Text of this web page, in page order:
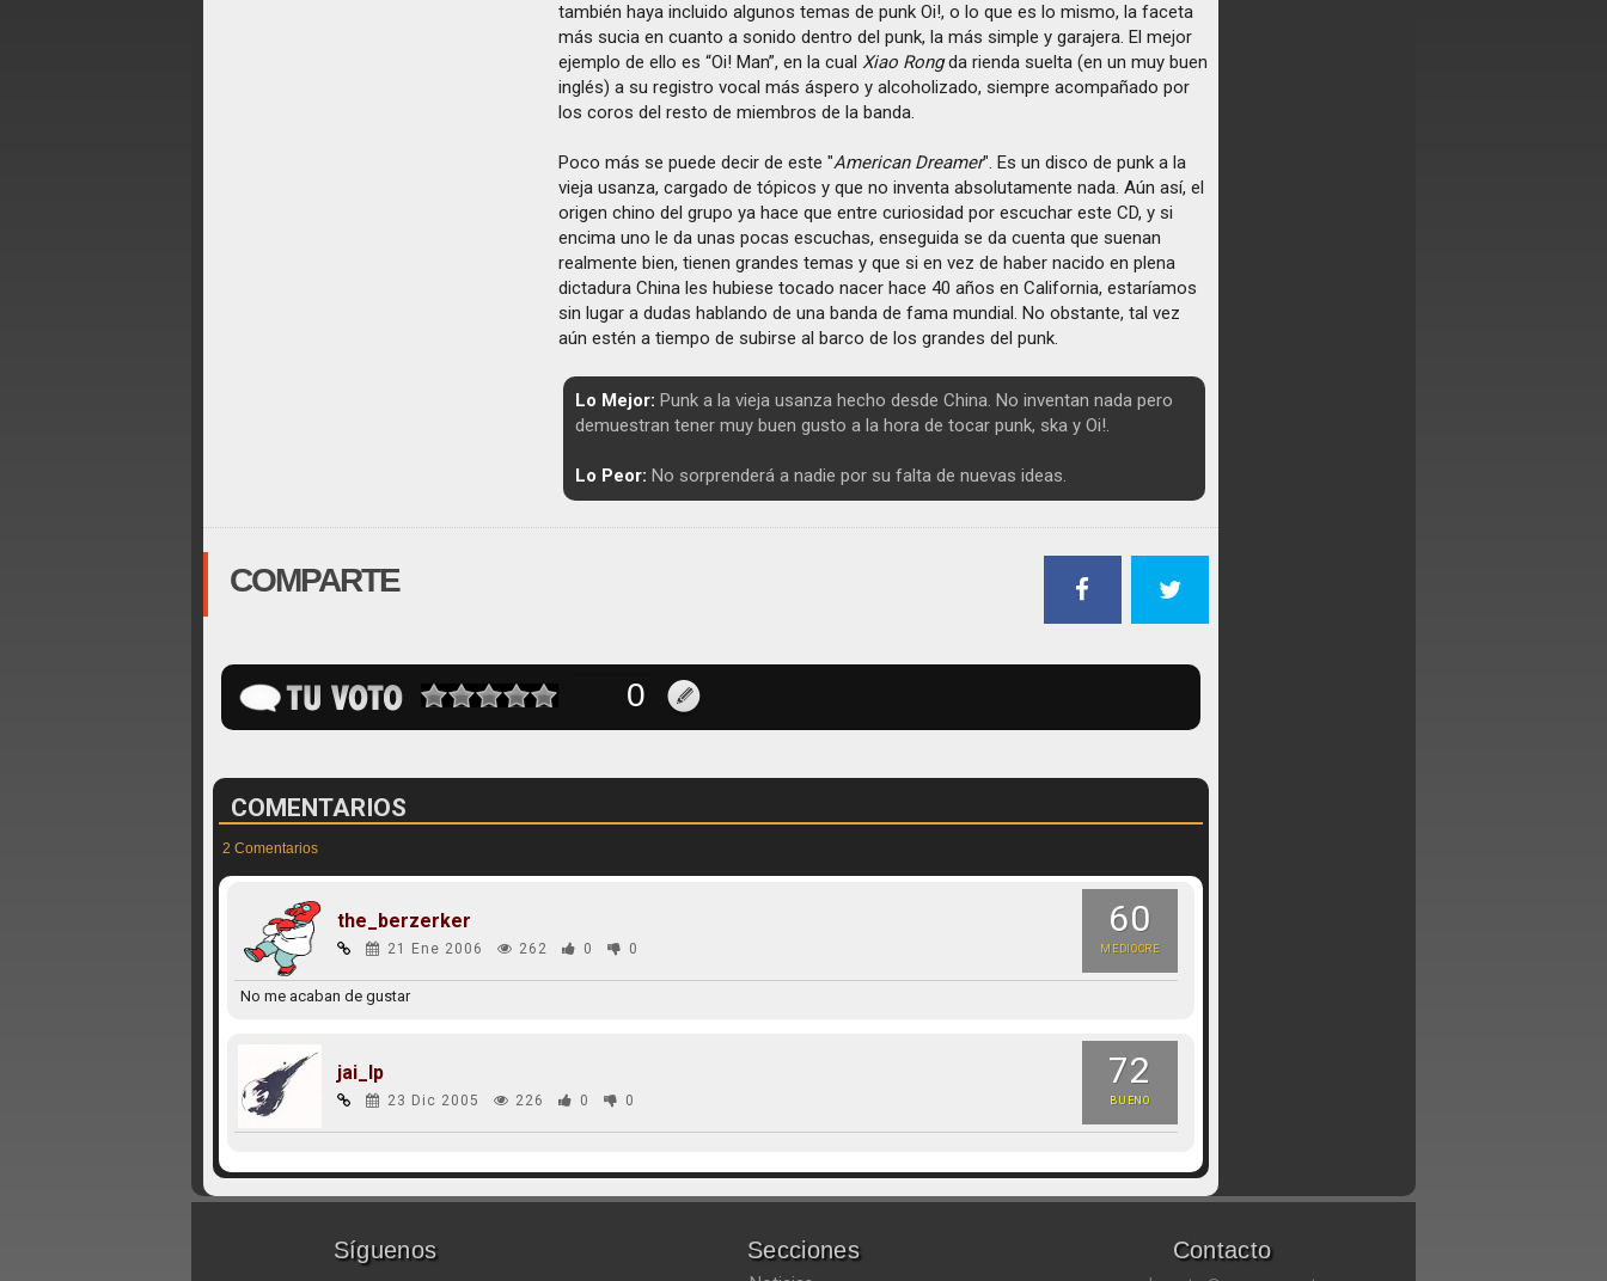
también haya incluido algunos temas de punk Oi!, o lo que es lo mismo, la faceta
más sucia en cuanto a sonido dentro del punk, la más simple y garajera. El mejor
ejemplo de ello es “Oi! Man”, en la cualXiao Rongda rienda suelta (en un muy buen
inglés) a su registro vocal más áspero y alcoholizado, siempre acompañado por
los coros del resto de miembros de la banda.
Poco más se puede decir de este "American Dreamer". Es un disco de punk a la
vieja usanza, cargado de tópicos y que no inventa absolutamente nada. Aún así, el
origen chino del grupo ya hace que entre curiosidad por escuchar este CD, y si
encima uno le da unas pocas escuchas, enseguida se da cuenta que suenan
realmente bien, tienen grandes temas y que si en vez de haber nacido en plena
dictadura China les hubiese tocado nacer hace 40 años en California, estaríamos
sin lugar a dudas hablando de una banda de fama mundial. No obstante, tal vez
aún estén a tiempo de subirse al barco de los grandes del punk.
Lo Mejor: Punk a la vieja usanza hecho desde China. No inventan nada pero
demuestran tener muy buen gusto a la hora de tocar punk, ska y Oi!.
Lo Peor: No sorprenderá a nadie por su falta de nuevas ideas.
COMPARTE
COMENTARIOS
2 Comentarios
60
MEDIOCRE
the_berzerker
21 Ene 2006 262 0 0
No me acaban de gustar
72
BUENO
jai_lp
23 Dic 2005 226 0 0
Síguenos Secciones Contacto